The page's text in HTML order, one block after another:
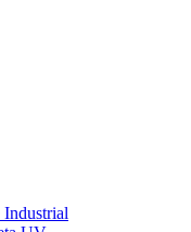
Industrial